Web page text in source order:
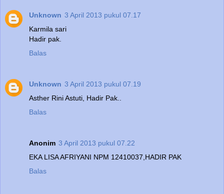
Unknown 3 April 2013 pukul 07.17
Karmila sari
Hadir pak.
Balas
Unknown 3 April 2013 pukul 07.19
Asther Rini Astuti, Hadir Pak..
Balas
Anonim 3 April 2013 pukul 07.22
EKA LISA AFRIYANI NPM 12410037,HADIR PAK
Balas